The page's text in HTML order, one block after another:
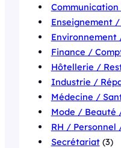
Enseignement
Environnement
Finance /
Hôtellerie /
Industrie /
Médecine /
Mode / Beauté
RH / Personnel
Secrétariat(3)